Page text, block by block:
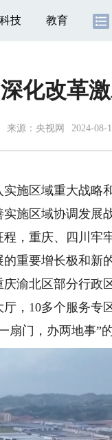
科技 教育
化改革
来源： 央视网 2024-08-
实施区域重大战略
施区域协调发展
，重庆、四川牢
重要增长极和新
渝北区部分行政
，10多个服务专
门，办两地事”